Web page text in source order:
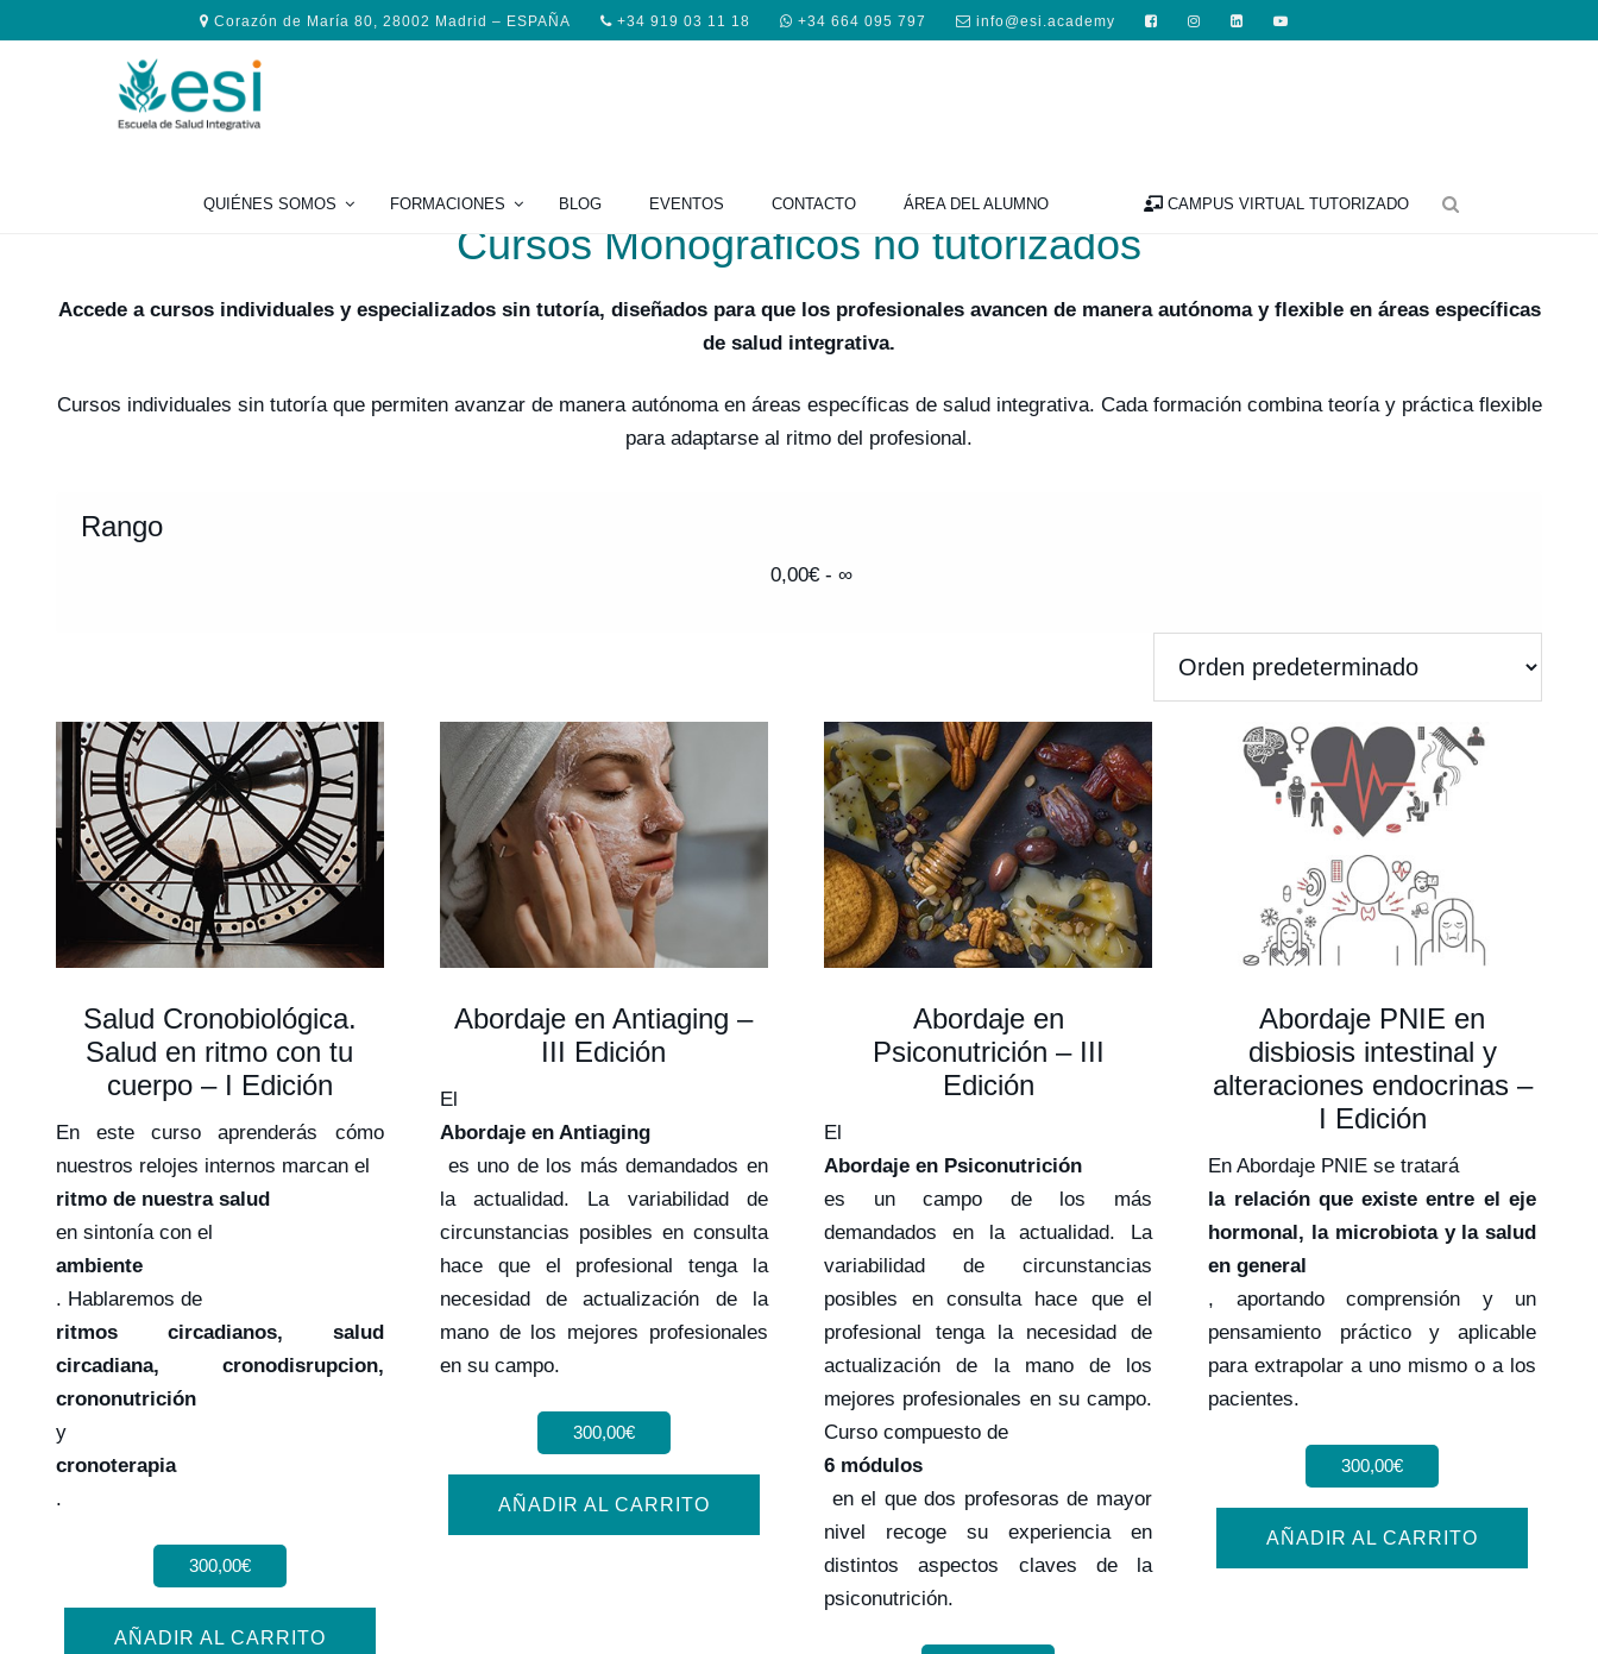
Corazón de María 80, 28002 Madrid – ESPAÑA +34 919 03 11 18 +34 664 095 797 info@esi.academy
QUIÉNES SOMOS FORMACIONES BLOG EVENTOS CONTACTO ÁREA DEL ALUMNO CAMPUS VIRTUAL TUTORIZADO
Cursos Monográficos no tutorizados
Accede a cursos individuales y especializados sin tutoría, diseñados para que los profesionales avancen de manera autónoma y flexible en áreas específicas
de salud integrativa.
Cursos individuales sin tutoría que permiten avanzar de manera autónoma en áreas específicas de salud integrativa. Cada formación combina teoría y práctica flexible
para adaptarse al ritmo del profesional.
Rango
0,00€- ∞
Salud Cronobiológica.
Salud en ritmo con tu
cuerpo – I Edición
En este curso aprenderás cómo
nuestros relojes internos marcan el
ritmo de nuestra salud
en sintonía con el
ambiente
. Hablaremos de
ritmos circadianos, salud
circadiana, cronodisrupcion,
crononutrición
y
cronoterapia
.
300,00€
AÑADIR AL CARRITO
Abordaje en Antiaging –
III Edición
El
Abordaje en Antiaging
es uno de los más demandados en
la actualidad. La variabilidad de
circunstancias posibles en consulta
hace que el profesional tenga la
necesidad de actualización de la
mano de los mejores profesionales
en su campo.
300,00€
AÑADIR AL CARRITO
Abordaje en
Psiconutrición – III
Edición
El
Abordaje en Psiconutrición
es un campo de los más
demandados en la actualidad. La
variabilidad de circunstancias
posibles en consulta hace que el
profesional tenga la necesidad de
actualización de la mano de los
mejores profesionales en su campo.
Curso compuesto de
6 módulos
en el que dos profesoras de mayor
nivel recoge su experiencia en
distintos aspectos claves de la
psiconutrición.
Abordaje PNIE en
disbiosis intestinal y
alteraciones endocrinas –
I Edición
En Abordaje PNIE se tratará
la relación que existe entre el eje
hormonal, la microbiota y la salud
en general
, aportando comprensión y un
pensamiento práctico y aplicable
para extrapolar a uno mismo o a los
pacientes.
300,00€
AÑADIR AL CARRITO